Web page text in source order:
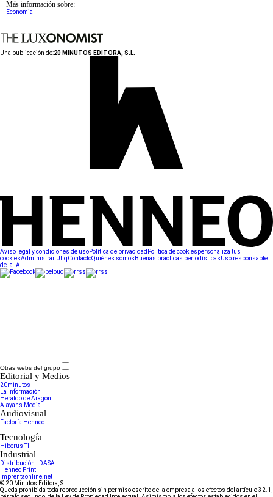
Más información sobre:
Economia
Una publicación de:20 MINUTOS EDITORA, S.L.
Aviso legal y condiciones de usoPolítica de privacidad Política de cookiespersonaliza tus
cookiesAdministrar UtiqContactoQuiénes somos Buenas prácticas periodísticasUso responsable
de la IA
Otras webs del grupo
Editorial y Medios
20minutos
La Información
Heraldo de Aragón
Alayans Media
Audiovisual
Factoría Henneo
Tecnología
Hiberus TI
Industrial
Distribución - DASA
Henneo Print
imprentaonline.net
© 20 Minutos Editora, S.L.
Queda prohibida toda reproducción sin permiso escrito de la empresa a los efectos del artículo 32.1,